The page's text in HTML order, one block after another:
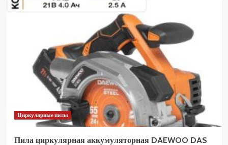
сетевой
Профессионал
(Цены)
Циркулярные пилы
Пила циркулярная аккумуляторная DAEWOO DAS